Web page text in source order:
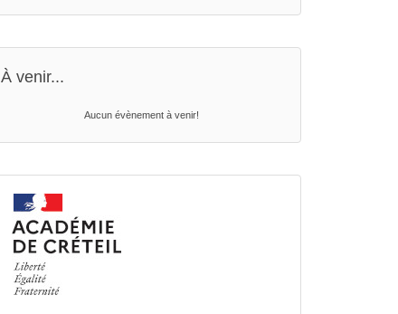
À venir...
Aucun évènement à venir!